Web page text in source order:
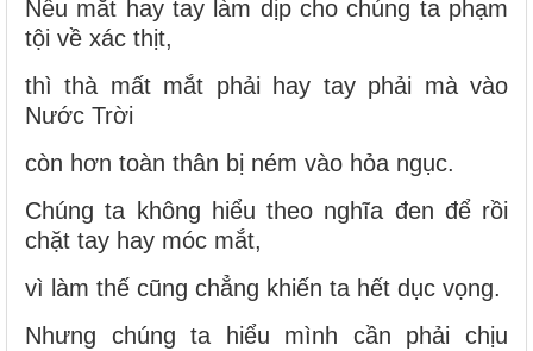
Nếu mắt hay tay làm dịp cho chúng ta phạm
tội về xác thịt,
thì thà mất mắt phải hay tay phải mà vào
Nước Trời
còn hơn toàn thân bị ném vào hỏa ngục.
Chúng ta không hiểu theo nghĩa đen để rồi
chặt tay hay móc mắt,
vì làm thế cũng chẳng khiến ta hết dục vọng.
Nhưng chúng ta hiểu mình cần phải chịu